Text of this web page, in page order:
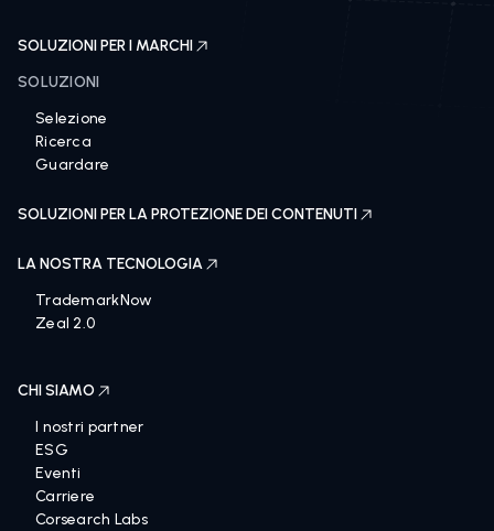
SOLUZIONI PER I MARCHI
SOLUZIONI
Selezione
Ricerca
Guardare
SOLUZIONI PER LA PROTEZIONE DEI CONTENUTI
LA NOSTRA TECNOLOGIA
TrademarkNow
Zeal 2.0
CHI SIAMO
I nostri partner
ESG
Eventi
Carriere
Corsearch Labs